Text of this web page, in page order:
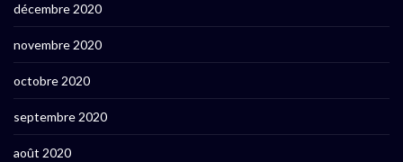
décembre 2020
novembre 2020
octobre 2020
septembre 2020
août 2020